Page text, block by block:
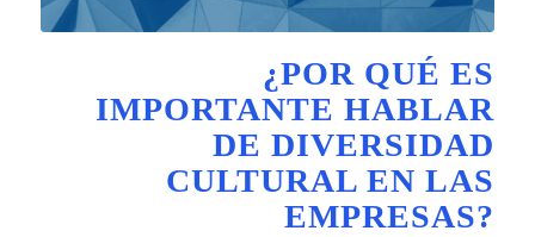
¿POR QUÉ ES
IMPORTANTE HABLAR
DE DIVERSIDAD
CULTURAL EN LAS
EMPRESAS?